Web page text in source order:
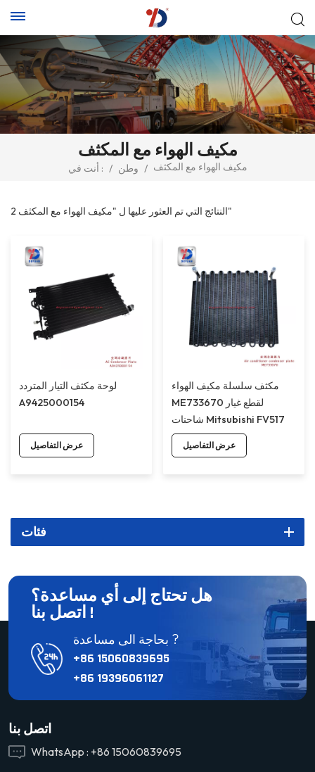
مكيف الهواء مع المكثف
أنت في : / وطن / مكيف الهواء مع المكثف
2 النتائج التي تم العثور عليها ل "مكيف الهواء مع المكثف"
لوحة مكثف التيار المتردد
A9425000154
عرض التفاصيل
مكثف سلسلة مكيف الهواء
ME733670 لقطع غيار
شاحنات Mitsubishi FV517
عرض التفاصيل
فئات
هل تحتاج إلى أي مساعدة؟
اتصل بنا !
بحاجة الى مساعدة ?
+86 15060839695
+86 19396061127
اتصل بنا
WhatsApp : +86 15060839695